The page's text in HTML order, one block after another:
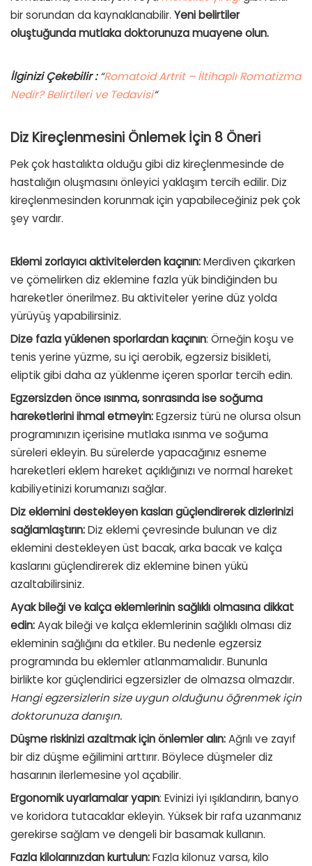
bir sorundan da kaynaklanabilir. Yeni belirtiler
oluştuğunda mutlaka doktorunuza muayene olun.
İlginizi Çekebilir :“Romatoid Artrit – İltihaplı Romatizma
Nedir? Belirtileri ve Tedavisi“
Diz Kireçlenmesini Önlemek İçin 8 Öneri
Pek çok hastalıkta olduğu gibi diz kireçlenmesinde de
hastalığın oluşmasını önleyici yaklaşım tercih edilir. Diz
kireçlenmesinden korunmak için yapabileceğiniz pek çok
şey vardır.
Eklemi zorlayıcı aktivitelerden kaçının:Merdiven çıkarken
ve çömelirken diz eklemine fazla yük bindiğinden bu
hareketler önerilmez. Bu aktiviteler yerine düz yolda
yürüyüş yapabilirsiniz.
Dize fazla yüklenen sporlardan kaçının: Örneğin koşu ve
tenis yerine yüzme, su içi aerobik, egzersiz bisikleti,
eliptik gibi daha az yüklenme içeren sporlar tercih edin.
Egzersizden önce ısınma, sonrasında ise soğuma
hareketlerini ihmal etmeyin:Egzersiz türü ne olursa olsun
programınızın içerisine mutlaka ısınma ve soğuma
süreleri ekleyin. Bu sürelerde yapacağınız esneme
hareketleri eklem hareket açıklığınızı ve normal hareket
kabiliyetinizi korumanızı sağlar.
Diz eklemini destekleyen kasları güçlendirerek dizlerinizi
sağlamlaştırın:Diz eklemi çevresinde bulunan ve diz
eklemini destekleyen üst bacak, arka bacak ve kalça
kaslarını güçlendirerek diz eklemine binen yükü
azaltabilirsiniz.
Ayak bileği ve kalça eklemlerinin sağlıklı olmasına dikkat
edin:Ayak bileği ve kalça eklemlerinin sağlıklı olması diz
ekleminin sağlığını da etkiler. Bu nedenle egzersiz
programında bu eklemler atlanmamalıdır. Bununla
birlikte kor güçlendirici egzersizler de olmazsa olmazdır.
Hangi egzersizlerin size uygun olduğunu öğrenmek için
doktorunuza danışın.
Düşme riskinizi azaltmak için önlemler alın:Ağrılı ve zayıf
bir diz düşme eğilimini arttırır. Böylece düşmeler diz
hasarının ilerlemesine yol açabilir.
Ergonomik uyarlamalar yapın: Evinizi iyi ışıklandırın, banyo
ve koridora tutacaklar ekleyin. Yüksek bir rafa uzanmanız
gerekirse sağlam ve dengeli bir basamak kullanın.
Fazla kilolarınızdan kurtulun:Fazla kilonuz varsa, kilo